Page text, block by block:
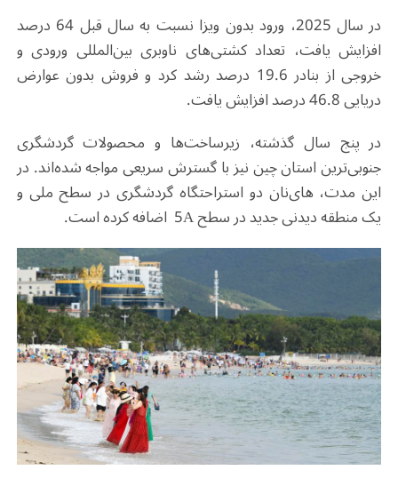
در سال 2025، ورود بدون ویزا نسبت به سال قبل 64 درصد
افزایش یافت، تعداد کشتی‌های ناوبری بین‌المللی ورودی و
خروجی از بنادر 19.6 درصد رشد کرد و فروش بدون عوارض
دریایی 46.8 درصد افزایش یافت.
در پنج سال گذشته، زیرساخت‌ها و محصولات گردشگری
جنوبی‌ترین استان چین نیز با گسترش سریعی مواجه شده‌اند. در
این مدت، های‌نان دو استراحتگاه گردشگری در سطح ملی و
یک منطقه دیدنی جدید در سطح 5A اضافه کرده است.